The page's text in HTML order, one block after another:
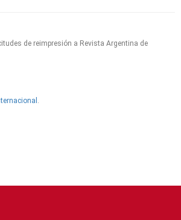
de reimpresión a Revista Argentina de
.